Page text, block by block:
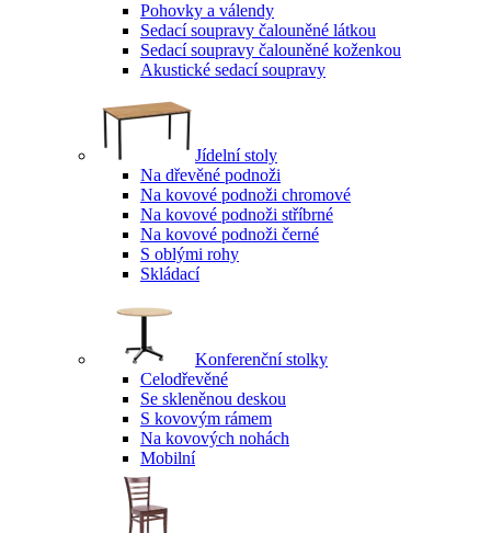
Pohovky a válendy
Sedací soupravy čalouněné látkou
Sedací soupravy čalouněné koženkou
Akustické sedací soupravy
Jídelní stoly
Na dřevěné podnoži
Na kovové podnoži chromové
Na kovové podnoži stříbrné
Na kovové podnoži černé
S oblými rohy
Skládací
Konferenční stolky
Celodřevěné
Se skleněnou deskou
S kovovým rámem
Na kovových nohách
Mobilní